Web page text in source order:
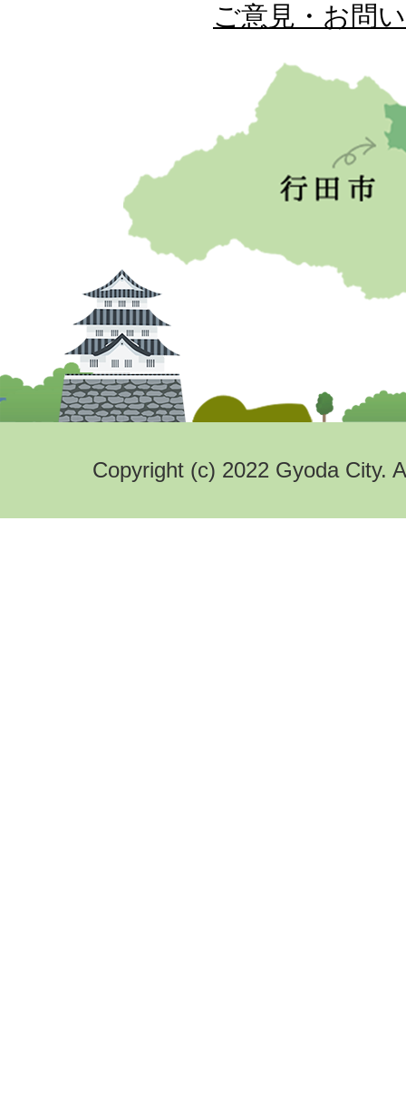
ご意見・お問
Copyright (c) 2022 Gyoda City.